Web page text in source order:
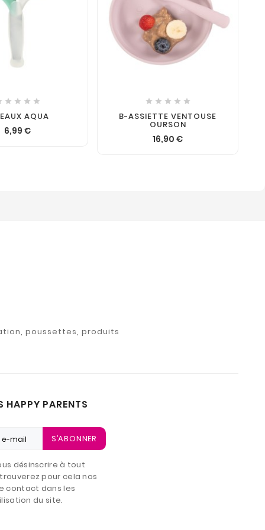
   
AQUA
6,99 €
    
B-ASSIETTE VENTOUSE
OURSON
16,90 €
poussettes, produits
HAPPY PARENTS
S’ABONNER
désinscrire à tout
pour cela nos
contact dans les
du site.